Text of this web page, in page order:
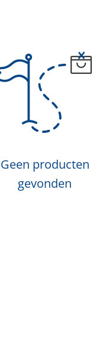
Geen producten
gevonden